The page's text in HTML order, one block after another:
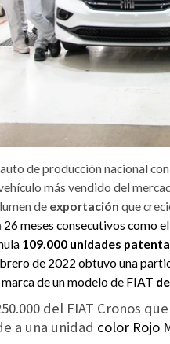
auto de producción nacional
más vendido del
de exportación que
26 meses consecutivos como
109.000 unidades
de 2022 obtuvo una
de un modelo de FIAT
del FIAT Cronos
a una unidad color Rojo